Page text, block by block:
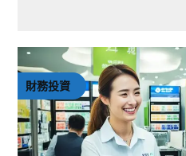
財務投資